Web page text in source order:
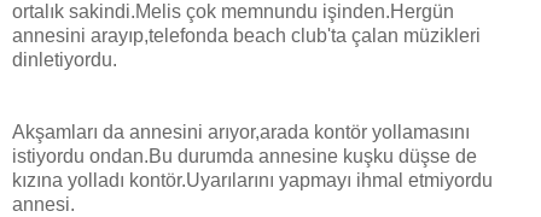
ortalık sakindi.Melis çok memnundu işinden.Hergün
annesini arayıp,telefonda beach club'ta çalan müzikleri
dinletiyordu.
Akşamları da annesini arıyor,arada kontör yollamasını
istiyordu ondan.Bu durumda annesine kuşku düşse de
kızına yolladı kontör.Uyarılarını yapmayı ihmal etmiyordu
annesi.